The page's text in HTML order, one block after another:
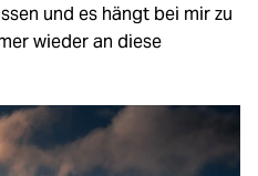
und es hängt bei mir zu
wieder an diese